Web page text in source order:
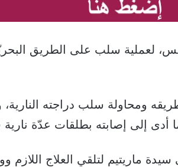
لعملية سلب على الطريق
ومحاولة سلب دراجته النارية،
ما أدى إلى إصابته بطلقات عدّة
ماريتيم لتلقي العلاج اللازم